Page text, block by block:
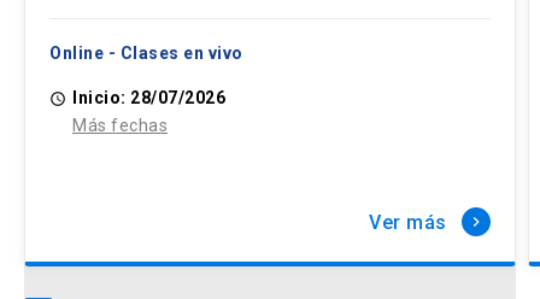
Online - Clases en vivo
access_time
Inicio: 28/07/2026
Más fechas
Ver más keyboard_arrow_right